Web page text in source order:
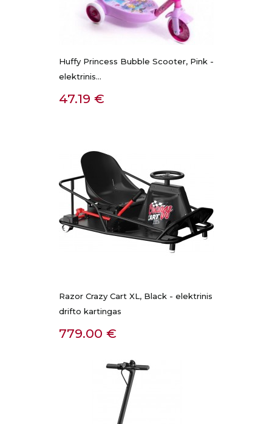
Huffy Princess Bubble Scooter, Pink -
elektrinis...
Kaina
47.19 €
Razor Crazy Cart XL, Black - elektrinis
drifto kartingas
Kaina
779.00 €